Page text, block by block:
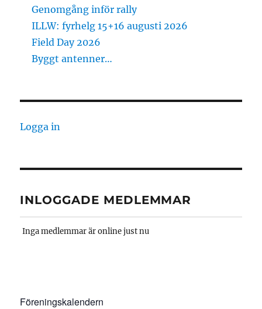
Genomgång inför rally
ILLW: fyrhelg 15+16 augusti 2026
Field Day 2026
Byggt antenner…
Logga in
INLOGGADE MEDLEMMAR
Inga medlemmar är online just nu
Föreningskalendern